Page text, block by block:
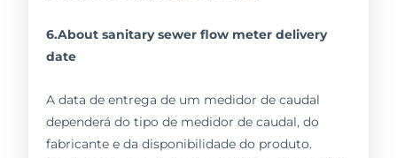
6.About sanitary sewer flow meter delivery
date
A data de entrega de um medidor de caudal
dependerá do tipo de medidor de caudal, do
fabricante e da disponibilidade do produto.